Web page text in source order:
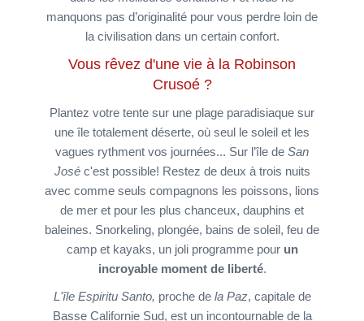
manquons pas d’originalité pour vous perdre loin de
la civilisation dans un certain confort.
Vous rêvez d'une vie à la Robinson
Crusoé ?
Plantez votre tente sur une plage paradisiaque sur
une île totalement déserte, où seul le soleil et les
vagues rythment vos journées... Sur l’île de San
Joséc'est possible! Restez de deux à trois nuits
avec comme seuls compagnons les poissons, lions
de mer et pour les plus chanceux, dauphins et
baleines. Snorkeling, plongée, bains de soleil, feu de
camp et kayaks, un joli programme pour un
incroyable moment de liberté.
L'île Espiritu Santo, proche de la Paz, capitale de
Basse Californie Sud, est un incontournable de la